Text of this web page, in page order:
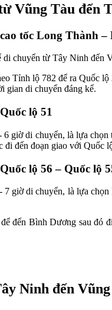
Vũng Tàu đến
tốc Long Thành –
chuyển từ Tây Ninh
Tỉnh lộ 782 để ra Quốc
gian di chuyển đáng kể.
lộ 51
giờ di chuyển, là lựa
đến đoạn giao với Quốc
lộ 56 – Quốc lộ
giờ di chuyển, là lựa
đến Bình Dương sau đó
Ninh đến